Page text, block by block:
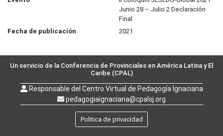
Junio 28 – Julio 2 Declaración
Final
Fecha de publicación
2021
Un servicio de la Conferencia de Provinciales en América Latina y El
Caribe (CPAL)
Responsable del Centro Virtual de Pedagogía Ignaciana
pedagogiaignaciana@cpalsj.org
Politica de privacidad